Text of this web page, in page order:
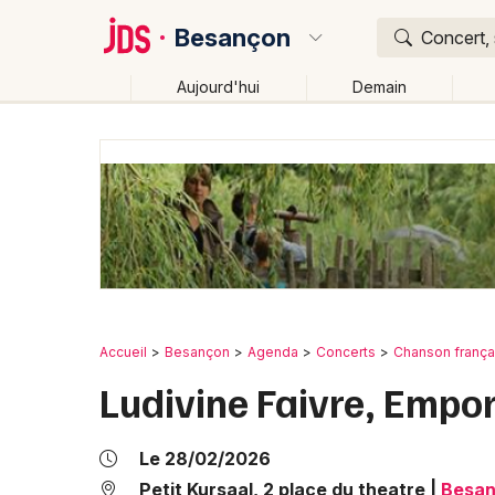
Besançon Concert,
Aujourd'hui Demain
Accueil Besançon Agenda Concerts Chanson
Ludivine Faivre,
Le 28/02/2026
Petit Kursaal, 2 place du theatre
Où ?
Besançon et alentours Doubs (25) Franche-
Changer de lieu